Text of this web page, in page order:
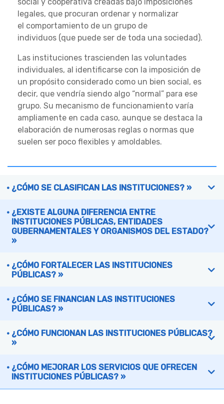
legales, que procuran ordenar y normalizar
el comportamiento de un grupo de
individuos (que puede ser de toda una sociedad).
Las instituciones trascienden las voluntades
individuales, al identificarse con la imposición de
un propósito considerado como un bien social, es
decir, que vendría siendo algo “normal” para ese
grupo. Su mecanismo de funcionamiento varía
ampliamente en cada caso, aunque se destaca la
elaboración de numerosas reglas o normas que
suelen ser poco flexibles y amoldables.
¿CÓMO SE CLASIFICAN LAS INSTITUCIONES? »
¿EXISTE ALGUNA DIFERENCIA ENTRE
INSTITUCIONES PÚBLICAS, ENTIDADES
GUBERNAMENTALES Y ORGANISMOS DEL ESTADO?
»
¿CÓMO FORTALECER LAS INSTITUCIONES
PÚBLICAS? »
¿CÓMO SE FINANCIAN LAS INSTITUCIONES
PÚBLICAS? »
¿CÓMO FUNCIONAN LAS INSTITUCIONES PÚBLICAS?
»
¿CÓMO MEJORAR LOS SERVICIOS QUE OFRECEN
INSTITUCIONES PÚBLICAS? »